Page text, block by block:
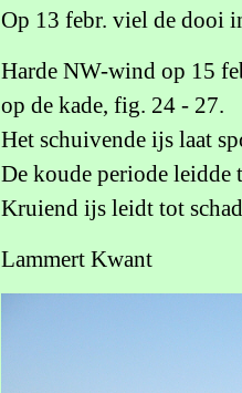
Op 13 febr. viel de dooi
Harde NW-wind op 15
op de kade, fig. 24 - 27.
Het schuivende ijs laat
De koude periode
Kruiend ijs leidt tot
Lammert Kwant